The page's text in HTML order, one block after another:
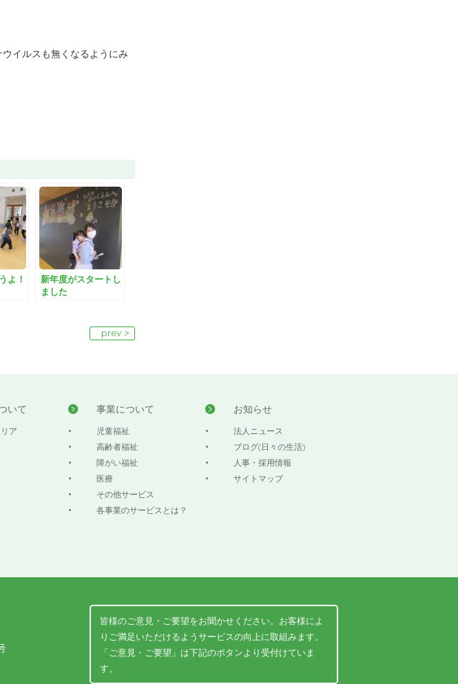
イルスも無くなるようにみ
よ！
新年度がスタートし
ました
prev >
いて
ア
事業について
児童福祉
高齢者福祉
障がい福祉
医療
その他サービス
各事業のサービスとは？
お知らせ
法人ニュース
ブログ(日々の生活)
人事・採用情報
サイトマップ
皆様のご意見・ご要望をお聞かせください。お客様によ
りご満足いただけるようサービスの向上に取組みます。
「ご意見・ご要望」は下記のボタンより受付けていま
す。